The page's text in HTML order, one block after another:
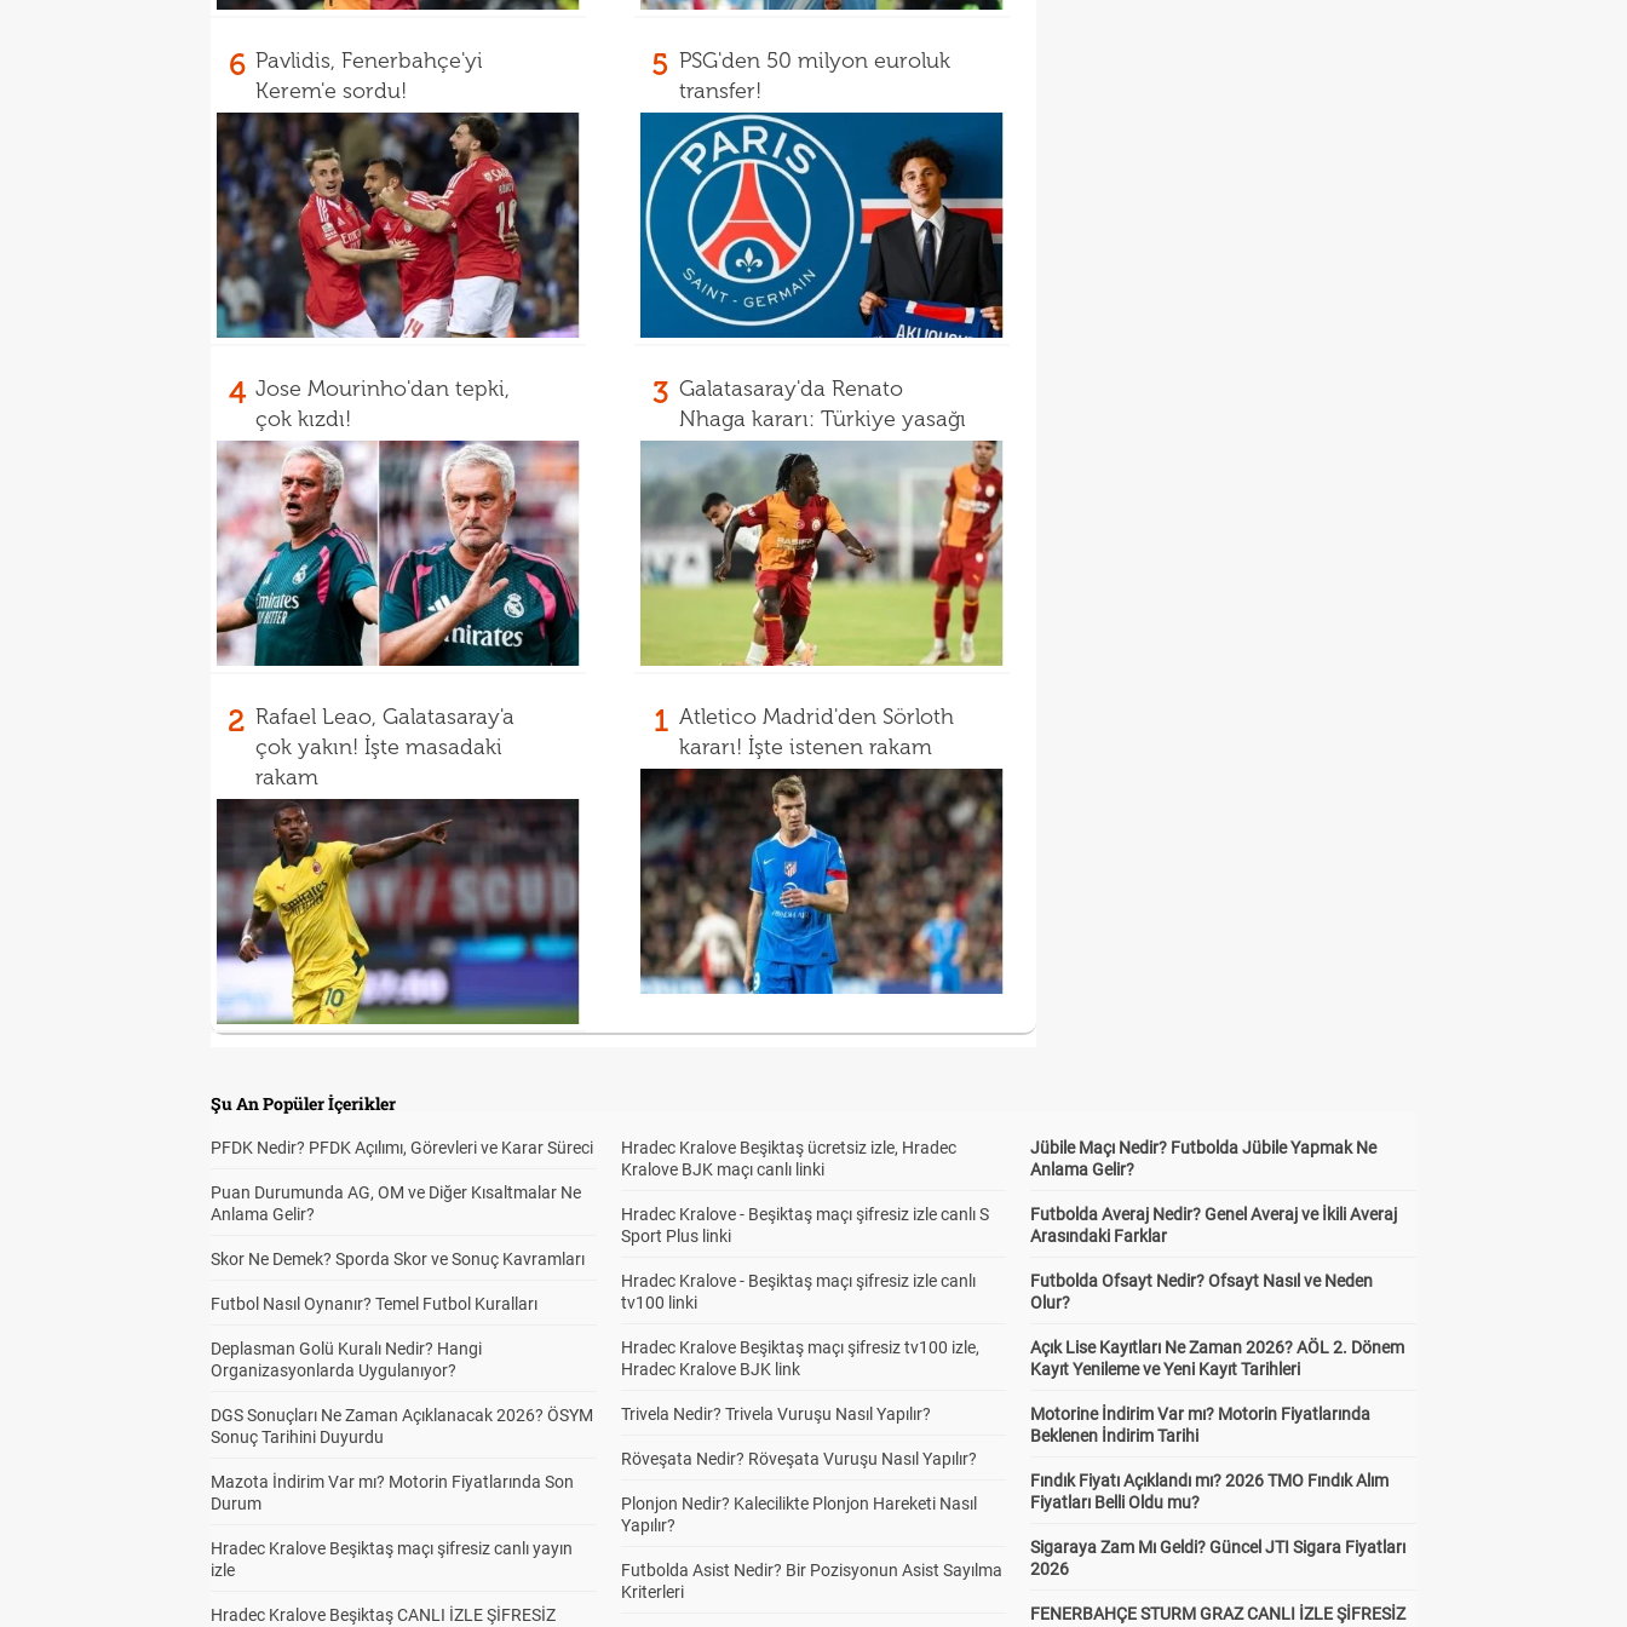
6 Pavlidis, Fenerbahçe'yi
Kerem'e sordu!
5 PSG'den 50 milyon euroluk
transfer!
4 Jose Mourinho'dan tepki,
çok kızdı!
3 Galatasaray'da Renato
Nhaga kararı: Türkiye yasağı
2 Rafael Leao, Galatasaray'a
çok yakın! İşte masadaki
rakam
1 Atletico Madrid'den Sörloth
kararı! İşte istenen rakam
Şu An Popüler İçerikler
PFDK Nedir? PFDK Açılımı, Görevleri ve Karar Süreci
Puan Durumunda AG, OM ve Diğer Kısaltmalar Ne
Anlama Gelir?
Skor Ne Demek? Sporda Skor ve Sonuç Kavramları
Futbol Nasıl Oynanır? Temel Futbol Kuralları
Deplasman Golü Kuralı Nedir? Hangi
Organizasyonlarda Uygulanıyor?
DGS Sonuçları Ne Zaman Açıklanacak 2026? ÖSYM
Sonuç Tarihini Duyurdu
Mazota İndirim Var mı? Motorin Fiyatlarında Son
Durum
Hradec Kralove Beşiktaş maçı şifresiz canlı yayın
izle
Hradec Kralove Beşiktaş CANLI İZLE ŞİFRESİZ
Hradec Kralove Beşiktaş ücretsiz izle, Hradec
Kralove BJK maçı canlı linki
Hradec Kralove - Beşiktaş maçı şifresiz izle canlı S
Sport Plus linki
Hradec Kralove - Beşiktaş maçı şifresiz izle canlı
tv100 linki
Hradec Kralove Beşiktaş maçı şifresiz tv100 izle,
Hradec Kralove BJK link
Trivela Nedir? Trivela Vuruşu Nasıl Yapılır?
Röveşata Nedir? Röveşata Vuruşu Nasıl Yapılır?
Plonjon Nedir? Kalecilikte Plonjon Hareketi Nasıl
Yapılır?
Futbolda Asist Nedir? Bir Pozisyonun Asist Sayılma
Kriterleri
Jübile Maçı Nedir? Futbolda Jübile Yapmak Ne
Anlama Gelir?
Futbolda Averaj Nedir? Genel Averaj ve İkili Averaj
Arasındaki Farklar
Futbolda Ofsayt Nedir? Ofsayt Nasıl ve Neden
Olur?
Açık Lise Kayıtları Ne Zaman 2026? AÖL 2. Dönem
Kayıt Yenileme ve Yeni Kayıt Tarihleri
Motorine İndirim Var mı? Motorin Fiyatlarında
Beklenen İndirim Tarihi
Fındık Fiyatı Açıklandı mı? 2026 TMO Fındık Alım
Fiyatları Belli Oldu mu?
Sigaraya Zam Mı Geldi? Güncel JTI Sigara Fiyatları
2026
FENERBAHÇE STURM GRAZ CANLI İZLE ŞİFRESİZ